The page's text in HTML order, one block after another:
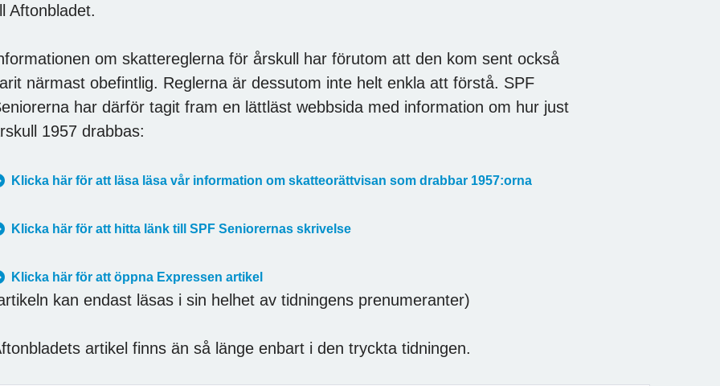
Aftonbladet.
om skattereglerna för årskull har förutom att den kom sent också
närmast obefintlig. Reglerna är dessutom inte helt enkla att förstå. SPF
har därför tagit fram en lättläst webbsida med information om hur just
1957 drabbas:
Klicka här för att läsa läsa vår information om skatteorättvisan som drabbar 1957:orna
Klicka här för att hitta länk till SPF Seniorernas skrivelse
Klicka här för att öppna Expressen artikel
kan endast läsas i sin helhet av tidningens prenumeranter)
artikel finns än så länge enbart i den tryckta tidningen.